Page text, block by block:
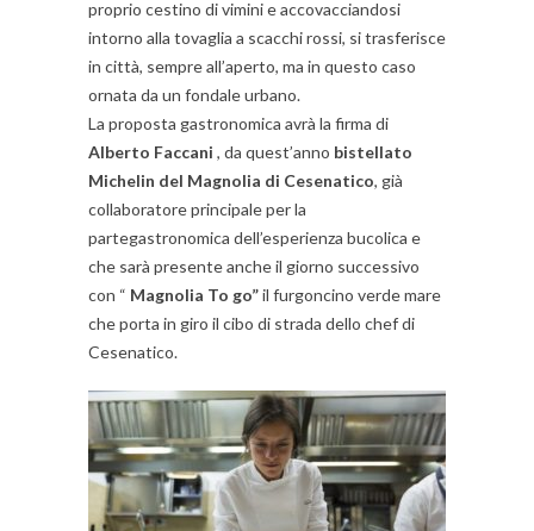
proprio cestino di vimini e accovacciandosi
intorno alla tovaglia a scacchi rossi, si trasferisce
in città, sempre all’aperto, ma in questo caso
ornata da un fondale urbano.
La proposta gastronomica avrà la firma di
Alberto Faccani , da quest’anno bistellato
Michelin del Magnolia di Cesenatico, già
collaboratore principale per la
partegastronomica dell’esperienza bucolica e
che sarà presente anche il giorno successivo
con “ Magnolia To go”il furgoncino verde mare
che porta in giro il cibo di strada dello chef di
Cesenatico.